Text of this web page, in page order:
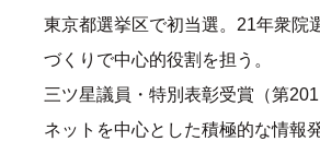
東京都選挙区で初当選。21年衆院
づくりで中心的役割を担う。
三ツ星議員・特別表彰受賞（第201
ネットを中心とした積極的な情報